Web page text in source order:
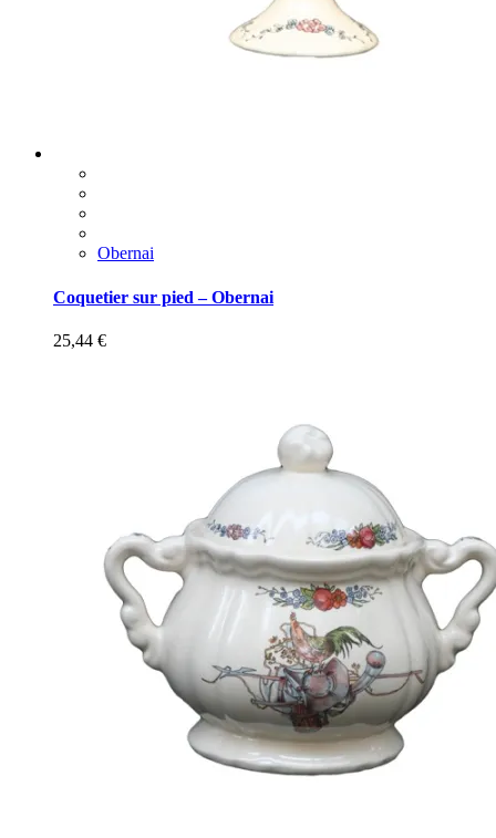
Obernai
Coquetier sur pied – Obernai
25,44 €